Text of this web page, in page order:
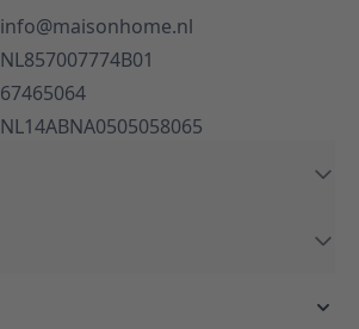
info@maisonhome.nl
NL857007774B01
67465064
NL14ABNA0505058065